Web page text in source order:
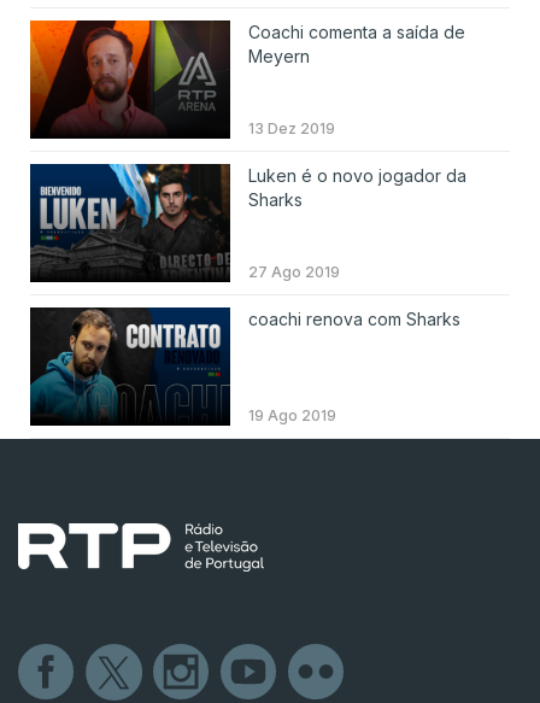
Coachi comenta a saída de
Meyern
13 Dez 2019
Luken é o novo jogador da
Sharks
27 Ago 2019
coachi renova com Sharks
19 Ago 2019